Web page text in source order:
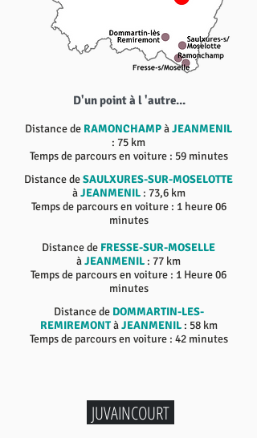
D'un point à l 'autre...
Distance de RAMONCHAMPàJEANMENIL
: 75 km
Temps de parcours en voiture : 59 minutes
Distance deSAULXURES-SUR-MOSELOTTE
àJEANMENIL : 73,6 km
Temps de parcours en voiture : 1 heure 06
minutes
Distance de FRESSE-SUR-MOSELLE
àJEANMENIL : 77 km
Temps de parcours en voiture : 1 Heure 06
minutes
Distance de DOMMARTIN-LES-
REMIREMONTàJEANMENIL : 58 km
Temps de parcours en voiture : 42 minutes
JUVAINCOURT